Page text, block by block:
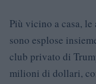
Più vicino a casa,
sono esplose
club privato di
milioni di dollari,